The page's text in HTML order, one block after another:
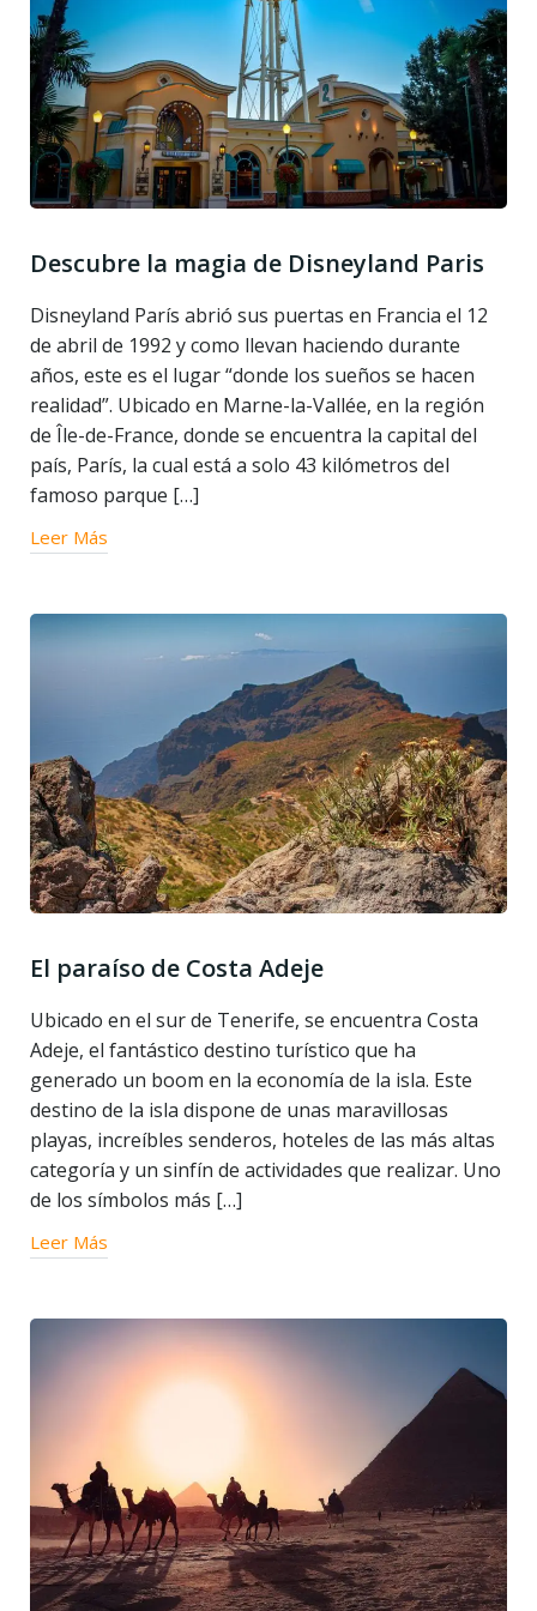
Descubre la magia de Disneyland Paris
Disneyland París abrió sus puertas en Francia el 12
de abril de 1992 y como llevan haciendo durante
años, este es el lugar “donde los sueños se hacen
realidad”. Ubicado en Marne-la-Vallée, en la región
de Île-de-France, donde se encuentra la capital del
país, París, la cual está a solo 43 kilómetros del
famoso parque […]
Leer Más
El paraíso de Costa Adeje
Ubicado en el sur de Tenerife, se encuentra Costa
Adeje, el fantástico destino turístico que ha
generado un boom en la economía de la isla. Este
destino de la isla dispone de unas maravillosas
playas, increíbles senderos, hoteles de las más altas
categoría y un sinfín de actividades que realizar. Uno
de los símbolos más […]
Leer Más